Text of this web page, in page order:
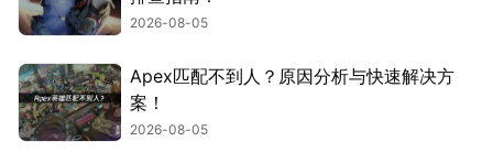
2026-08-05
Apex匹配不到人？原因分析与快速解决方
案！
2026-08-05